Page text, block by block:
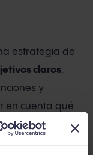
estrategia de
claros.
y
en cuenta qué
objetivos